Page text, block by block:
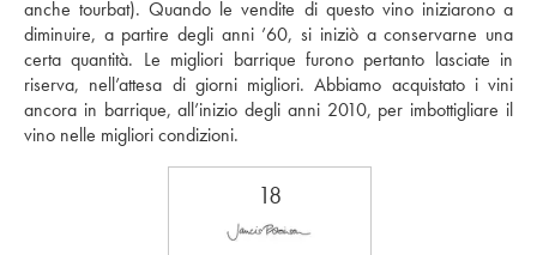
anche tourbat). Quando le vendite di questo vino iniziarono a
diminuire, a partire degli anni ’60, si iniziò a conservarne una
certa quantità. Le migliori barrique furono pertanto lasciate in
riserva, nell’attesa di giorni migliori. Abbiamo acquistato i vini
ancora in barrique, all’inizio degli anni 2010, per imbottigliare il
vino nelle migliori condizioni.
18